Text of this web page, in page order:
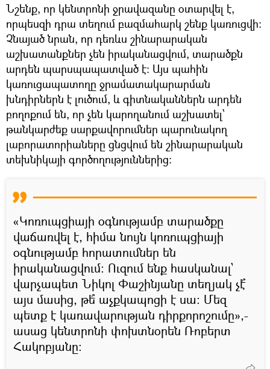
Նշենք, որ կենտրոնի ջրավազանը օտարվել է,
որպեսզի դրա տեղում բազմահարկ շենք կառուցվի։
Չնայած նրան, որ դեռևս շինարարական
աշխատանքներ չեն իրականացվում, տարածքն
արդեն պարսպապատված է։ Այս պահին
կառուցապատողը ջրամատակարարման
խնդիրներն է լուծում, և գիտնականներն արդեն
բողոքում են, որ չեն կարողանում աշխատել՝
թանկարժեք սարքավորումներ պարունակող
լաբորատորիաները ցնցվում են շինարարական
տեխնիկայի գործողություններից։
«Կոռուպցիայի օգնությամբ տարածքը
վաճառվել է, հիմա նույն կոռուպցիայի
օգնությամբ հորատումներ են
իրականացվում։ Ուզում ենք հասկանալ`
վարչապետ Նիկոլ Փաշինյանը տեղյակ չէ՞
այս մասից, թե՞ աչքկապոցի է սա։ Մեզ
պետք է կառավարության դիրքորոշումը»,-
ասաց կենտրոնի փոխտնօրեն Ռոբերտ
Հակոբյանը։